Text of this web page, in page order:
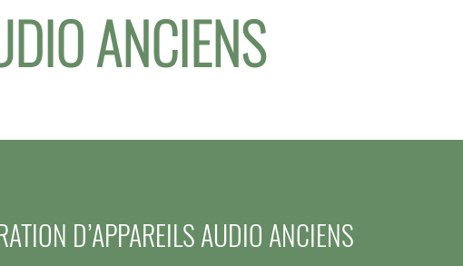
ANCIENS
D’APPAREILS AUDIO ANCIENS